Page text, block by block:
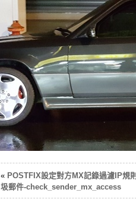
« POSTFIX設定對方MX記錄過濾IP規
圾郵件-check_sender_mx_access